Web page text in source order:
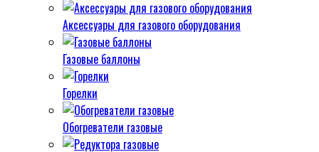
Аксессуары для газового оборудования
Газовые баллоны
Горелки
Обогреватели газовые